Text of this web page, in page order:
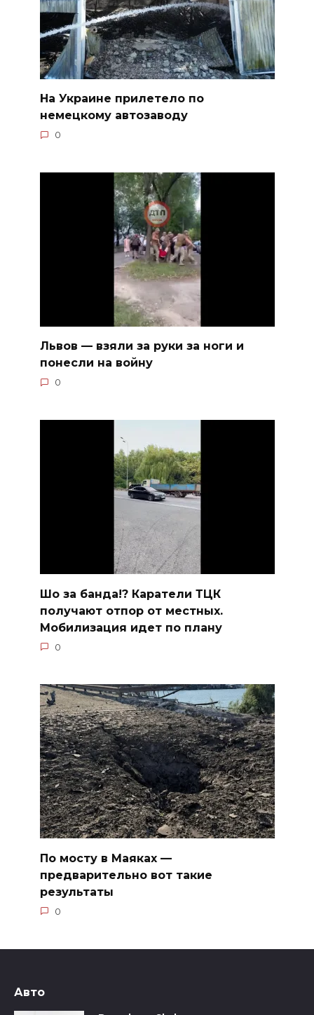
На Украине прилетело по
немецкому автозаводу
0
Львов — взяли за руки за ноги и
понесли на войну
0
Шо за банда!? Каратели ТЦК
получают отпор от местных.
Мобилизация идет по плану
0
По мосту в Маяках —
предварительно вот такие
результаты
0
Авто